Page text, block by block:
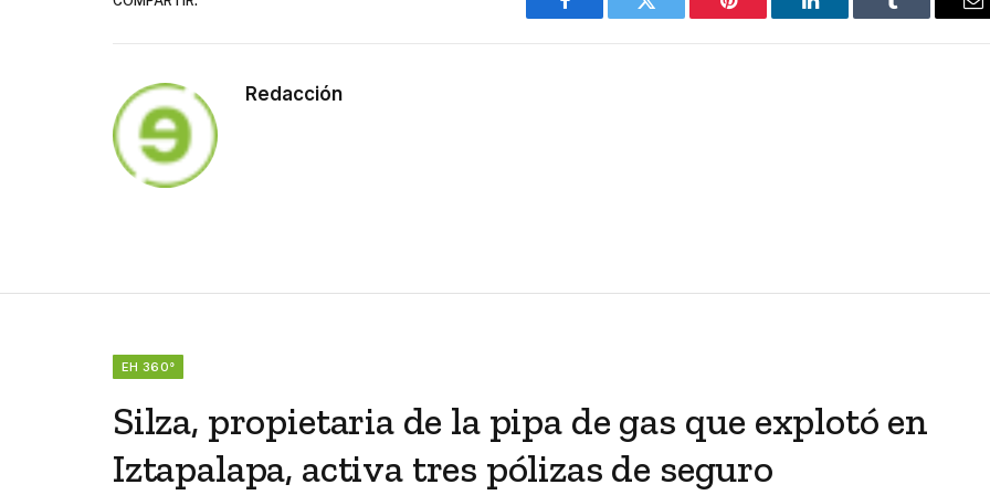
Facebook Twitter Pinterest LinkedIn Tumblr
Redacción
EH 360°
Silza, propietaria de la pipa de gas que explotó en
Iztapalapa, activa tres pólizas de seguro